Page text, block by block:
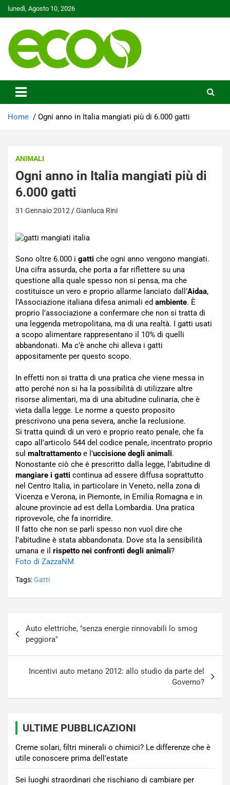
Skip
to
lunedì, Agosto 10, 2026
Ecoo.it
Home Ogni anno in Italia mangiati più di 6.000 gatti
ANIMALI
Ogni anno in Italia mangiati più di
6.000 gatti
31 Gennaio 2012 Gianluca Rini
Sono oltre 6.000 i gatti che ogni anno vengono mangiati.
Una cifra assurda, che porta a far riflettere su una
questione alla quale spesso non si pensa, ma che
costituisce un vero e proprio allarme lanciato dall’Aidaa,
l’Associazione italiana difesa animali ed ambiente. È
proprio l’associazione a confermare che non si tratta di
una leggenda metropolitana, ma di una realtà. I gatti usati
a scopo alimentare rappresentano il 10% di quelli
abbandonati. Ma c’è anche chi alleva i gatti
appositamente per questo scopo.
In effetti non si tratta di una pratica che viene messa in
atto perché non si ha la possibilità di utilizzare altre
risorse alimentari, ma di una abitudine culinaria, che è
vieta dalla legge. Le norme a questo proposito
prescrivono una pena severa, anche la reclusione.
Si tratta quindi di un vero e proprio reato penale, che fa
capo all’articolo 544 del codice penale, incentrato proprio
sul maltrattamento e l’uccisione degli animali.
Nonostante ciò che è prescritto dalla legge, l’abitudine di
mangiare i gatti continua ad essere diffusa soprattutto
nel Centro Italia, in particolare in Veneto, nella zona di
Vicenza e Verona, in Piemonte, in Emilia Romagna e in
alcune provincie ad est della Lombardia. Una pratica
riprovevole, che fa inorridire.
Il fatto che non se parli spesso non vuol dire che
l’abitudine è stata abbandonata. Dove sta la sensibilità
umana e il rispetto nei confronti degli animali?
Foto di ZazzaNM
Tags:Gatti
articoli
Auto elettriche, "senza energie rinnovabili lo smog
peggiora"
Incentivi auto metano 2012: allo studio da parte del
Governo?
ULTIME PUBBLICAZIONI
Creme solari, filtri minerali o chimici? Le differenze che è
utile conoscere prima dell’estate
Sei luoghi straordinari che rischiano di cambiare per